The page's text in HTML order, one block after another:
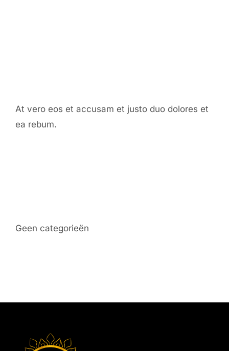
At vero eos et accusam et justo duo dolores et
ea rebum.
Geen categorieën